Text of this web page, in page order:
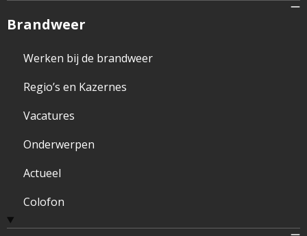
Brandweer
Werken bij de brandweer
Regio’s en Kazernes
Vacatures
Onderwerpen
Actueel
Colofon